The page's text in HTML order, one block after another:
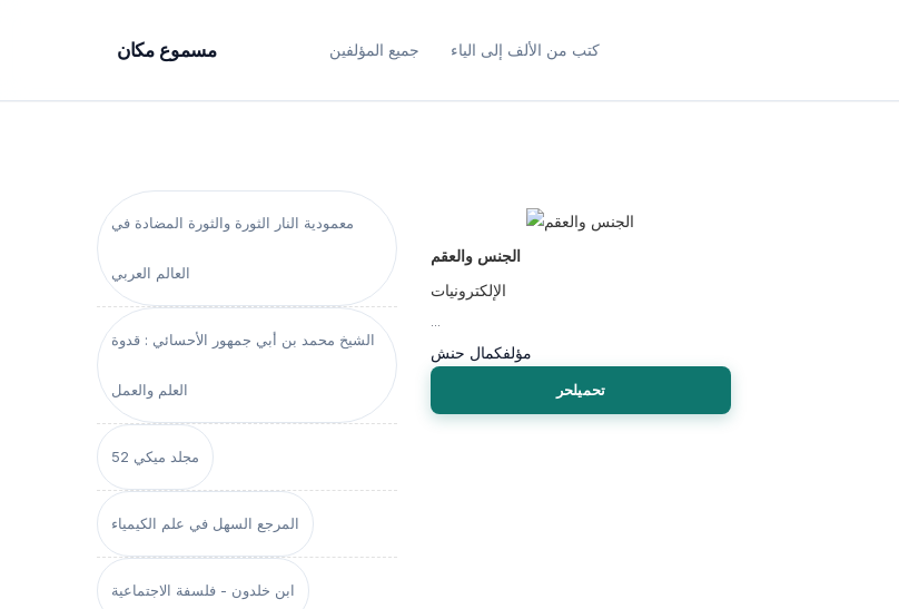
مسموع مكان جميع المؤلفين كتب من الألف إلى الياء
معمودية النار الثورة والثورة المضادة في
العالم العربي
الشيخ محمد بن أبي جمهور الأحسائي : قدوة
العلم والعمل
مجلد ميكي 52
المرجع السهل في علم الكيمياء
ابن خلدون - فلسفة الاجتماعية
الجنس والعقم
الإلكترونيات
مؤلفكمال حنش
تحميلحر